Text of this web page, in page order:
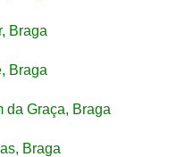
Braga
Braga
da Graça, Braga
Braga